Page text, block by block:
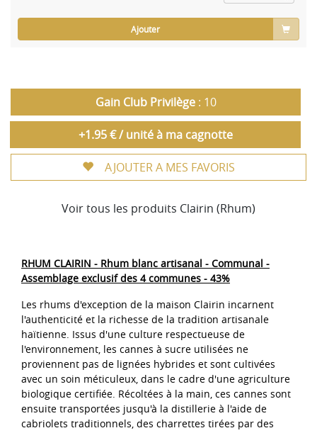
Ajouter
Gain Club Privilège: 10
+1.95 € / unité à ma cagnotte
AJOUTER A MES FAVORIS
Voir tous les produits Clairin (Rhum)
RHUM CLAIRIN - Rhum blanc artisanal - Communal -
Assemblage exclusif des 4 communes - 43%
Les rhums d'exception de la maison Clairin incarnent
l'authenticité et la richesse de la tradition artisanale
haïtienne. Issus d'une culture respectueuse de
l'environnement, les cannes à sucre utilisées ne
proviennent pas de lignées hybrides et sont cultivées
avec un soin méticuleux, dans le cadre d'une agriculture
biologique certifiée. Récoltées à la main, ces cannes sont
ensuite transportées jusqu'à la distillerie à l'aide de
cabriolets traditionnels, des charrettes tirées par des